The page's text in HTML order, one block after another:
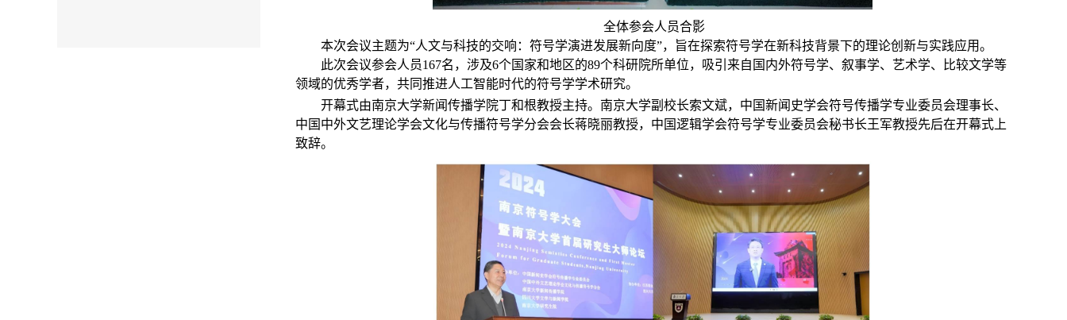
全体参会人员合影
本次会议主题为“人文与科技的交响：符号学演进发展新向度”，旨在探索符号学在新科技背景下的理论创新与实践应用。
此次会议参会人员167名，涉及6个国家和地区的89个科研院所单位，吸引来自国内外符号学、叙事学、艺术学、比较文学等
领域的优秀学者，共同推进人工智能时代的符号学学术研究。
开幕式由南京大学新闻传播学院丁和根教授主持。南京大学副校长索文斌，中国新闻史学会符号传播学专业委员会理事长、
中国中外文艺理论学会文化与传播符号学分会会长蒋晓丽教授，中国逻辑学会符号学专业委员会秘书长王军教授先后在开幕式上
致辞。